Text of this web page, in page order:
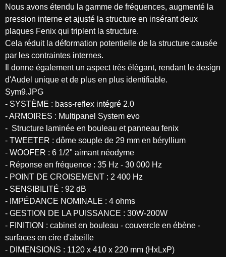
Nous avons étendu la gamme de fréquences, augmenté la
pression interne et ajusté la structure en insérant deux
plaques Fenix qui triplent la structure.
Cela réduit la déformation potentielle de la structure causée
par les contraintes internes.
Il donne également un aspect très élégant, rendant le design
d'Audel unique et de plus en plus identifiable.
Sym9.JPG
- SYSTÈME : bass-reflex intégré 2.0
- ARMOIRES : Multipanel System evo
- Structure laminée en bouleau et panneau fenix
- TWEETER : dôme souple de 29 mm en béryllium
- WOOFER : 6 1/2" aimant néodyme
- Réponse en fréquence : 35 Hz - 30 000 Hz
- POINT DE CROISEMENT : 2 400 Hz
- SENSIBILITÉ : 92 dB
- IMPÉDANCE NOMINALE : 4 ohms
- GESTION DE LA PUISSANCE : 30W-200W
- FINITION : cabinet en bouleau - couvercle en ébène -
surfaces en cire d'abeille
- DIMENSIONS : 1120 x 410 x 220 mm (HxLxP)